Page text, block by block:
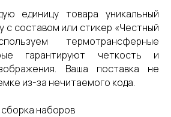
единицу товара уникальный
с составом или стикер «Честный
термотрансферные
гарантируют четкость и
Ваша поставка не
из-за нечитаемого кода.
наборов